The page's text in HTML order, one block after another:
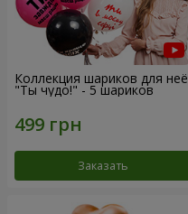
Коллекция шариков для неё
"Ты чудо!" - 5 шариков
Заказать